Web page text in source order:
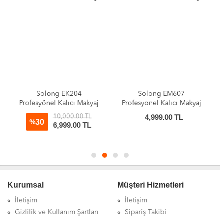
Solong EK204
Profesyönel Kalıcı Makyaj
Cihazı Solong
%30
10,000.00 TL
6,999.00 TL
Solong EM607
Profesyonel Kalıcı Makyaj
4,999.00 TL
Kurumsal
İletişim
Gizlilik ve Kullanım Şartları
Müşteri Hizmetleri
İletişim
Sipariş Takibi